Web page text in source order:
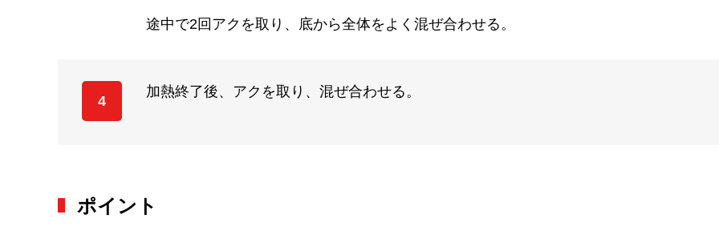
途中で2回アクを取り、底から全体をよく混ぜ合わせる。
4
加熱終了後、アクを取り、混ぜ合わせる。
ポイント